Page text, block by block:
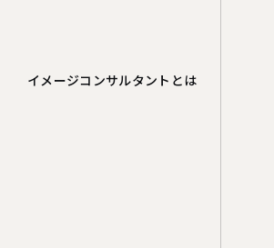
イメージコンサルタントとは